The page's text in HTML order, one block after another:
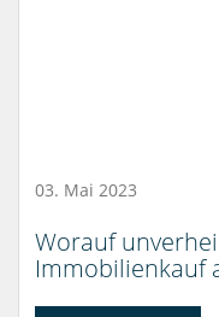
03. Mai 2023
Worauf
Immobilienkauf